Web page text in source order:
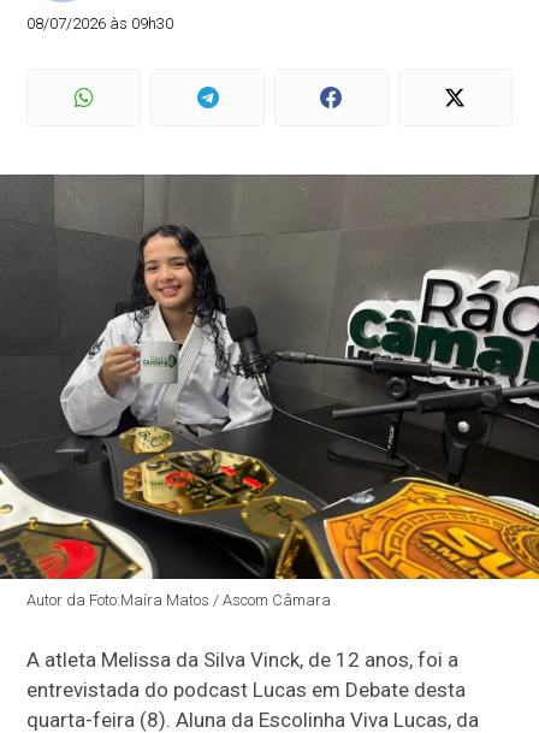
08/07/2026 às 09h30
Autor da Foto:Maíra Matos / Ascom Câmara
A atleta Melissa da Silva Vinck, de 12 anos, foi a
entrevistada do podcast Lucas em Debate desta
quarta-feira (8). Aluna da Escolinha Viva Lucas, da